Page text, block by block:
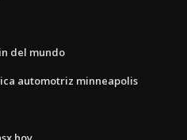
del mundo
automotriz minneapolis